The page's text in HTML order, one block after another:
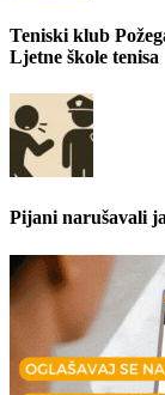
Teniski klub
Ljetne škole tenisa
Pijani narušavali